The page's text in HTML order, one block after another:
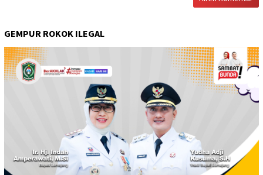
GEMPUR ROKOK ILEGAL